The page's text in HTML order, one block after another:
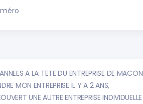
ANNEES A LA TETE DU ENTREPRISE DE
MON ENTREPRISE IL Y A 2 ANS,
UNE AUTRE ENTREPRISE